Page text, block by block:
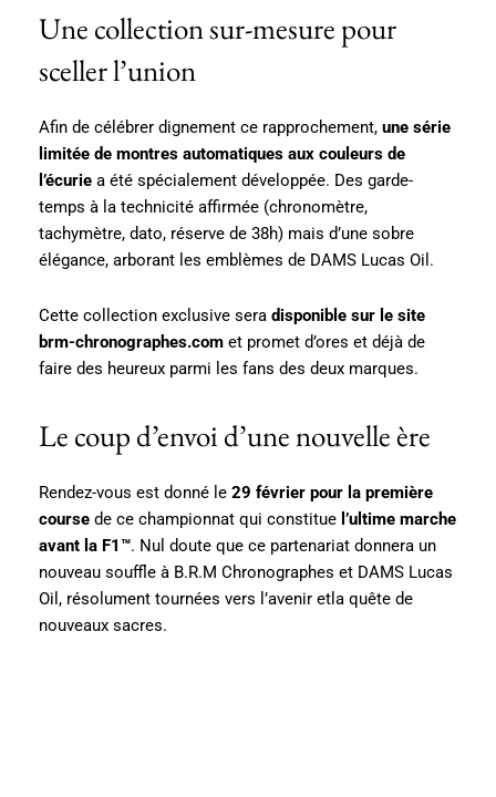
Une collection sur-mesure pour
sceller l’union
Afin de célébrer dignement ce rapprochement, une série
limitée de montres automatiques aux couleurs de
l’écurie a été spécialement développée. Des garde-
temps à la technicité affirmée (chronomètre,
tachymètre, dato, réserve de 38h) mais d’une sobre
élégance, arborant les emblèmes de DAMS Lucas Oil.
Cette collection exclusive sera disponible sur le site
brm-chronographes.com et promet d’ores et déjà de
faire des heureux parmi les fans des deux marques.
Le coup d’envoi d’une nouvelle ère
Rendez-vous est donné le 29 février pour la première
course de ce championnat qui constitue l’ultime marche
avant la F1™. Nul doute que ce partenariat donnera un
nouveau souffle à B.R.M Chronographes et DAMS Lucas
Oil, résolument tournées vers l’avenir etla quête de
nouveaux sacres.